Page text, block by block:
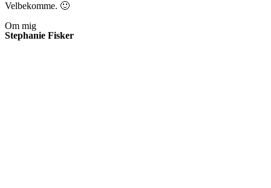
Velbekomme. 🙂
Om mig
Stephanie Fisker